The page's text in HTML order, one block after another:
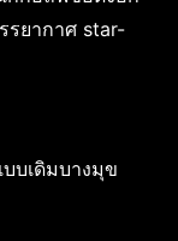
รยากาศ star-
บเดิมบางมุข